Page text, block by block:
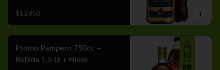
$13.950
Promo Pampero 750cc +
Bebida 1.5 Lt + Hielo